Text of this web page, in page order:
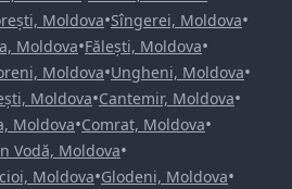
Moldova•Sîngerei, Moldova•
Moldova•Fălești, Moldova•
Moldova•Ungheni, Moldova•
Moldova•Cantemir, Moldova•
Moldova•Comrat, Moldova•
Vodă, Moldova•
Moldova•Glodeni, Moldova•